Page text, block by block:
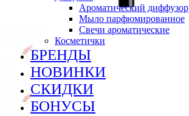
Ароматический диффузор
Мыло парфюмированное
Свечи ароматические
Косметички
БРЕНДЫ
НОВИНКИ
СКИДКИ
БОНУСЫ